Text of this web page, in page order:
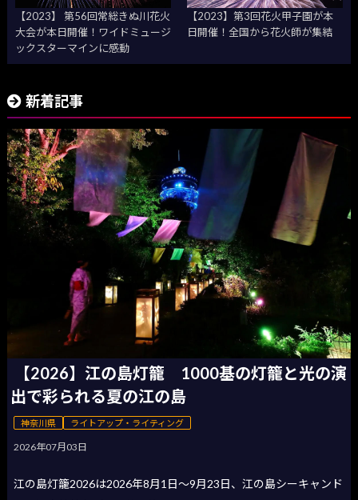
【2023】 第56回常総きぬ川花火
大会が本日開催！ワイドミュージ
ックスターマインに感動
【2023】第3回花火甲子園が本
日開催！全国から花火師が集結
新着記事
【2026】江の島灯籠 1000基の灯籠と光の演
出で彩られる夏の江の島
神奈川県 ライトアップ・ライティング
2026年07月03日
江の島灯籠2026は2026年8月1日〜9月23日、江の島シーキャンド